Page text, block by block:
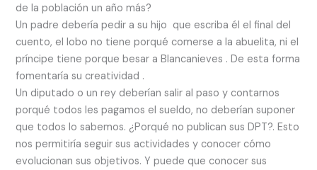
de la población un año más?
Un padre debería pedir a su hijo que escriba él el final del
cuento, el lobo no tiene porqué comerse a la abuelita, ni el
príncipe tiene porque besar a Blancanieves . De esta forma
fomentaría su creatividad .
Un diputado o un rey deberían salir al paso y contarnos
porqué todos les pagamos el sueldo, no deberían suponer
que todos lo sabemos. ¿Porqué no publican sus DPT?. Esto
nos permitiría seguir sus actividades y conocer cómo
evolucionan sus objetivos. Y puede que conocer sus